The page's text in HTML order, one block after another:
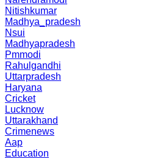
Nitishkumar
Madhya_pradesh
Nsui
Madhyapradesh
Pmmodi
Rahulgandhi
Uttarpradesh
Haryana
Cricket
Lucknow
Uttarakhand
Crimenews
Aap
Education